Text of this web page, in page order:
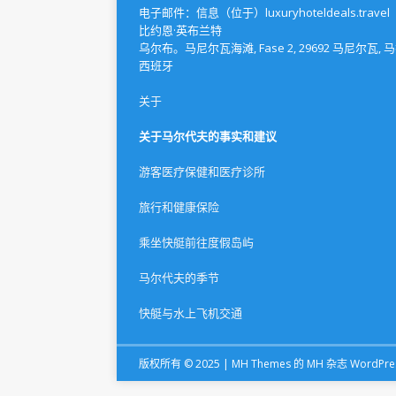
电子邮件：信息（位于）luxuryhoteldeals.travel
比约恩·英布兰特
乌尔布。马尼尔瓦海滩, Fase 2, 29692 马尼尔瓦,
西班牙
关于
关于马尔代夫的事实和建议
游客医疗保健和医疗诊所
旅行和健康保险
乘坐快艇前往度假岛屿
马尔代夫的季节
快艇与水上飞机交通
版权所有 © 2025 | MH Themes 的 MH 杂志